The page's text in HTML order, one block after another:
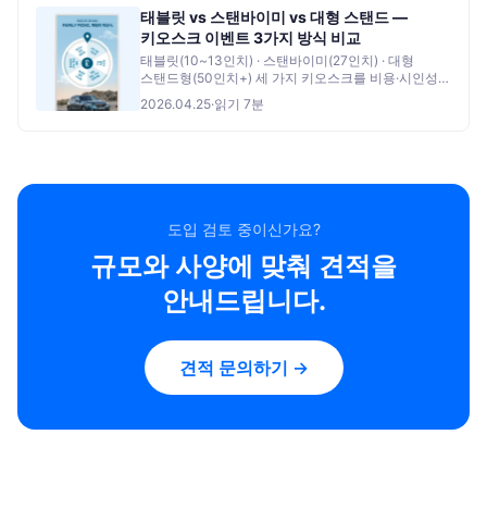
태블릿 vs 스탠바이미 vs 대형 스탠드 —
키오스크 이벤트 3가지 방식 비교
태블릿(10~13인치) · 스탠바이미(27인치) · 대형
스탠드형(50인치+) 세 가지 키오스크를 비용·시인성·
2026.04.25·읽기 7분
도입 검토 중이신가요?
규모와 사양에 맞춰 견적을
안내드립니다.
견적 문의하기 →